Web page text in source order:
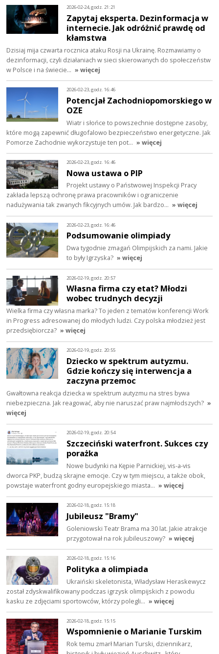
2026-02-24, godz. 21:21
Zapytaj eksperta. Dezinformacja w
internecie. Jak odróżnić prawdę od
kłamstwa
Dzisiaj mija czwarta rocznica ataku Rosji na Ukrainę. Rozmawiamy o
dezinformacji, czyli działaniach w sieci skierowanych do społeczeństw
w Polsce i na świecie… » więcej
2026-02-23, godz. 16:46
Potencjał Zachodniopomorskiego w
OZE
Wiatr i słońce to powszechnie dostępne zasoby,
które mogą zapewnić długofalowo bezpieczeństwo energetyczne. Jak
Pomorze Zachodnie wykorzystuje ten pot… » więcej
2026-02-23, godz. 16:46
Nowa ustawa o PIP
Projekt ustawy o Państwowej Inspekcji Pracy
zakłada lepszą ochronę prawa pracowników i ograniczenie
nadużywania tak zwanych fikcyjnych umów. Jak bardzo… » więcej
2026-02-23, godz. 16:46
Podsumowanie olimpiady
Dwa tygodnie zmagań Olimpijskich za nami. Jakie
to były Igrzyska? » więcej
2026-02-19, godz. 20:57
Własna firma czy etat? Młodzi
wobec trudnych decyzji
Wielka firma czy własna marka? To jeden z tematów konferencji Work
in Progress adresowanej do młodych ludzi. Czy polska młodzież jest
przedsiębiorcza? » więcej
2026-02-19, godz. 20:55
Dziecko w spektrum autyzmu.
Gdzie kończy się interwencja a
zaczyna przemoc
Gwałtowna reakcja dziecka w spektrum autyzmu na stres bywa
niebezpieczna. Jak reagować, aby nie naruszać praw najmłodszych? »
więcej
2026-02-19, godz. 20:54
Szczeciński waterfront. Sukces czy
porażka
Nowe budynki na Kępie Parnickiej, vis-a-vis
dworca PKP, budzą skrajne emocje. Czy w tym miejscu, a także obok,
powstaje waterfront godny europejskiego miasta… » więcej
2026-02-18, godz. 15:18
Jubileusz "Bramy"
Goleniowski Teatr Brama ma 30 lat. Jakie atrakcje
przygotował na rok jubileuszowy? » więcej
2026-02-18, godz. 15:16
Polityka a olimpiada
Ukraiński skeletonista, Władysław Heraskewycz
został zdyskwalifikowany podczas igrzysk olimpijskich z powodu
kasku ze zdjęciami sportowców, którzy polegli… » więcej
2026-02-18, godz. 15:15
Wspomnienie o Marianie Turskim
Rok temu zmarł Marian Turski, dziennikarz,